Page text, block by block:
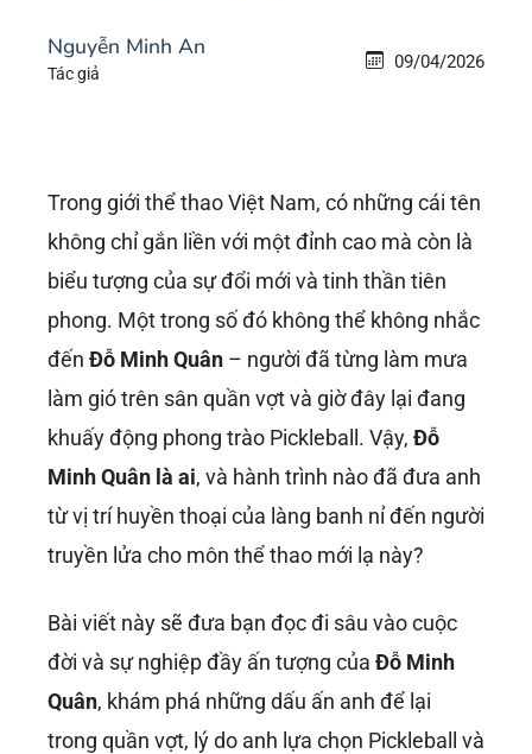
Nguyễn Minh An
Tác giả
09/04/2026
Trong giới thể thao Việt Nam, có những cái tên
không chỉ gắn liền với một đỉnh cao mà còn là
biểu tượng của sự đổi mới và tinh thần tiên
phong. Một trong số đó không thể không nhắc
đến Đỗ Minh Quân – người đã từng làm mưa
làm gió trên sân quần vợt và giờ đây lại đang
khuấy động phong trào Pickleball. Vậy, Đỗ
Minh Quân là ai, và hành trình nào đã đưa anh
từ vị trí huyền thoại của làng banh nỉ đến người
truyền lửa cho môn thể thao mới lạ này?
Bài viết này sẽ đưa bạn đọc đi sâu vào cuộc
đời và sự nghiệp đầy ấn tượng của Đỗ Minh
Quân, khám phá những dấu ấn anh để lại
trong quần vợt, lý do anh lựa chọn Pickleball và